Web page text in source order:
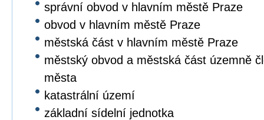
správní obvod v hlavním městě Praze
obvod v hlavním městě Praze
městská část v hlavním městě Praze
městský obvod a městská část územně
města
katastrální území
základní sídelní jednotka